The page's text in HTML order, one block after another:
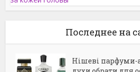
Последнее на
Нішеві парфуми-